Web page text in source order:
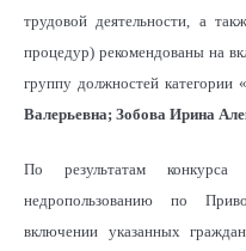
трудовой деятельности, а
процедур) рекомендованы на
группу должностей категории
Валерьевна; Зобова Ирина
По результатам
недропользованию по
включении указанных